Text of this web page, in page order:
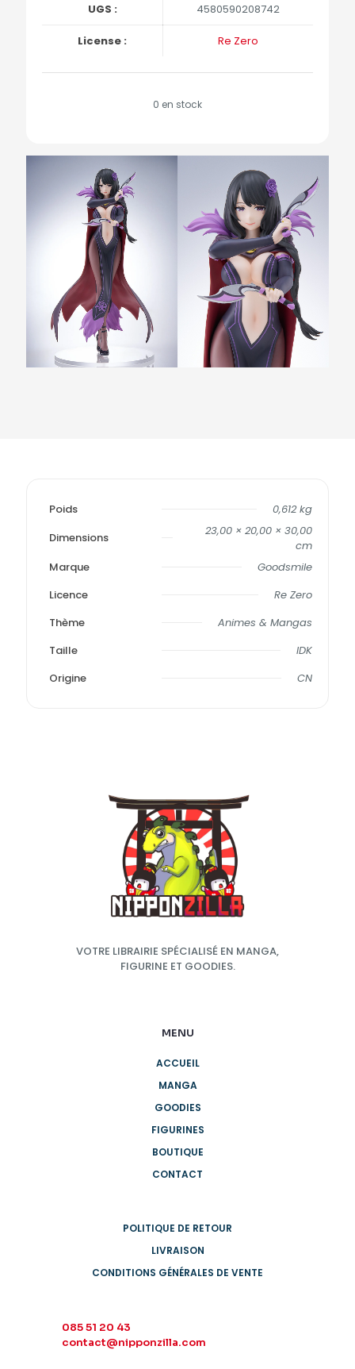
UGS : 4580590208742
License : Re Zero
0 en stock
Poids
0,612 kg
Dimensions
23,00 × 20,00 × 30,00
cm
Marque
Goodsmile
Licence
Re Zero
Thème
Animes & Mangas
Taille
IDK
Origine
CN
VOTRE LIBRAIRIE SPÉCIALISÉ EN MANGA,
FIGURINE ET GOODIES.
MENU
ACCUEIL
MANGA
GOODIES
FIGURINES
BOUTIQUE
CONTACT
POLITIQUE DE RETOUR
LIVRAISON
CONDITIONS GÉNÉRALES DE VENTE
085 51 20 43
contact@nipponzilla.com